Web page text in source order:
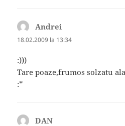
Andrei
18.02.2009 la 13:34
:)))
Tare poaze,frumos solzatu
:*
DAN